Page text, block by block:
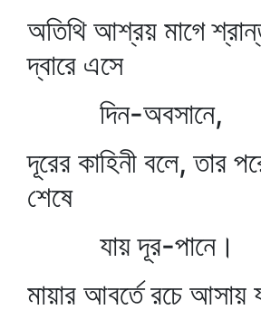
অতিথি আশ্রয় মাগে
দ্বারে এসে
দিন-অবসানে,
দূরের কাহিনী বলে, তার
শেষে
যায় দূর-পানে।
মায়ার আবর্তে রচে আসায়